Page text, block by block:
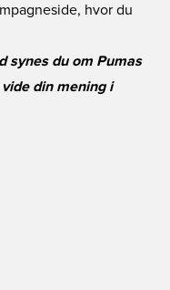
, hvor du
synes du om Pumas
din mening i